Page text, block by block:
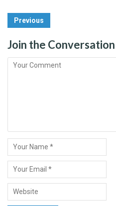
Post
Navigation
Previous
Join the Conversation